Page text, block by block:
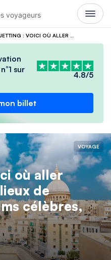
voyageurs
sur
4.8/5
billet
VOYAGE
où aller
de
célèbres,